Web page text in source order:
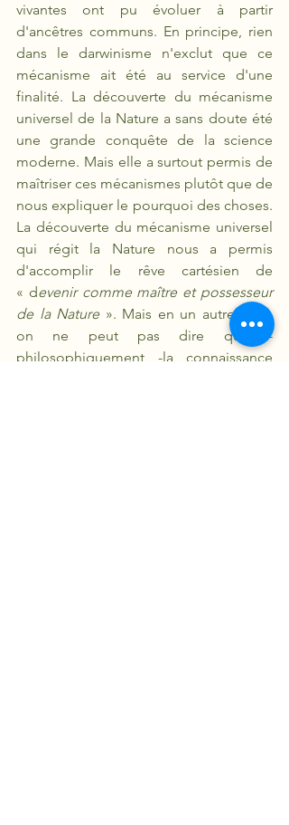
vivantes ont pu évoluer à partir
d'ancêtres communs. En principe, rien
dans le darwinisme n'exclut que ce
mécanisme ait été au service d'une
finalité. La découverte du mécanisme
universel de la Nature a sans doute été
une grande conquête de la science
moderne. Mais elle a surtout permis de
maîtriser ces mécanismes plutôt que de
nous expliquer le pourquoi des choses.
La découverte du mécanisme universel
qui régit la Nature nous a permis
d'accomplir le rêve cartésien de
« devenir comme maître et possesseur
de la Nature ». Mais en un autre sens,
on ne peut pas dire que -
philosophiquement -la connaissance